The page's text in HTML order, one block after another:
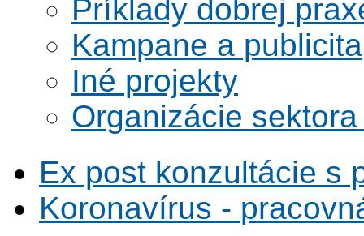
Príklady dobrej
Kampane a publicita
Iné projekty
Organizácie
Ex post konzultácie s
Koronavírus -